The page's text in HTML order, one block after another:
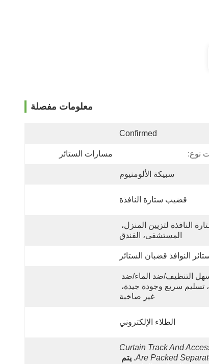
معلومات مفصلة
Confirmed
نوع: مسارات الستائر
سبيكة الألومنيوم
قضيب ستارة النافذة
المستشفى، الفندق
النوافذ قضبان الستائر
غير صاخبة
الطلاء الإلكتروني
Curtain Track And
Are Packed